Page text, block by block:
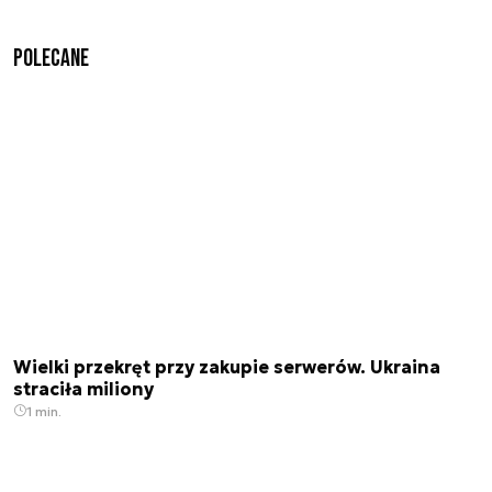
Polecane
Wielki przekręt przy zakupie serwerów. Ukraina
straciła miliony
1 min.